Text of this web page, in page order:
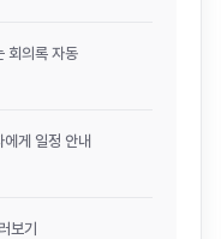
회의록 자동
게 일정 안내
보기